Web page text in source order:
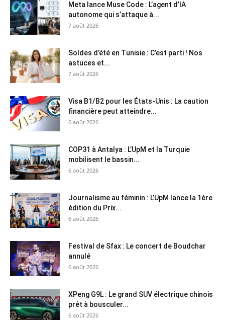
Meta lance Muse Code : L’agent d’IA
autonome qui s’attaque à...
7 août 2026
Soldes d’été en Tunisie : C’est parti ! Nos
astuces et...
7 août 2026
Visa B1/B2 pour les États-Unis : La caution
financière peut atteindre...
6 août 2026
COP31 à Antalya : L’UpM et la Turquie
mobilisent le bassin...
6 août 2026
Journalisme au féminin : L’UpM lance la 1ère
édition du Prix...
6 août 2026
Festival de Sfax : Le concert de Boudchar
annulé
6 août 2026
XPeng G9L : Le grand SUV électrique chinois
prêt à bousculer...
6 août 2026